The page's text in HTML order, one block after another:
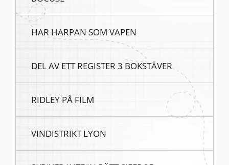
HAR HARPAN SOM VAPEN
DEL AV ETT REGISTER 3 BOKSTÄVER
RIDLEY PÅ FILM
VINDISTRIKT LYON